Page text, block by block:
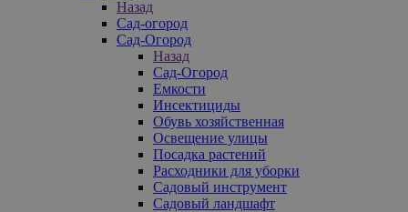
Назад
Сад-огород
Сад-Огород
Назад
Сад-Огород
Емкости
Инсектициды
Обувь хозяйственная
Освещение улицы
Посадка растений
Расходники для уборки
Садовый инструмент
Садовый ландшафт